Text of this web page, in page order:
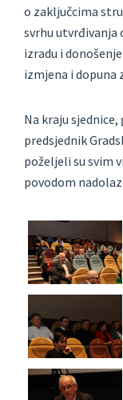
o zaključcima
svrhu utvrđivanja
izradu i
izmjena i dopuna
Na kraju
predsjednik
poželjeli su svim
povodom